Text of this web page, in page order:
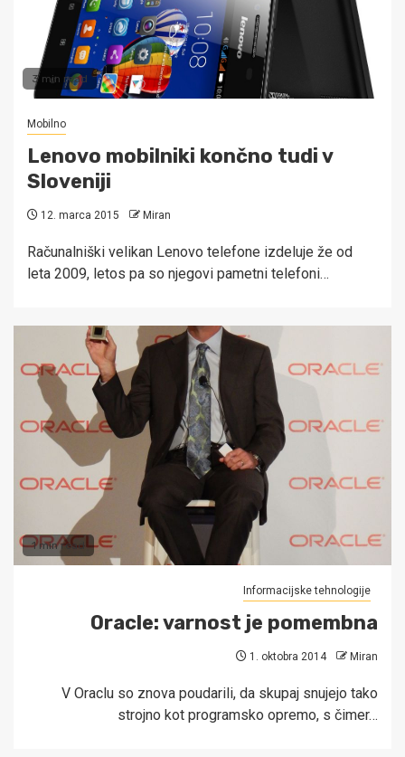
3 min read
Mobilno
Lenovo mobilniki končno tudi v
Sloveniji
12. marca 2015 Miran
Računalniški velikan Lenovo telefone izdeluje že od
leta 2009, letos pa so njegovi pametni telefoni…
1 min read
Informacijske tehnologije
Oracle: varnost je pomembna
1. oktobra 2014 Miran
V Oraclu so znova poudarili, da skupaj snujejo tako
strojno kot programsko opremo, s čimer…